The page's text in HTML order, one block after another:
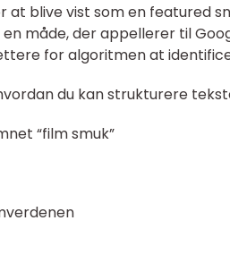
at blive vist som en featured
måde, der appellerer til
for algoritmen at
du kan strukturere
“film smuk”